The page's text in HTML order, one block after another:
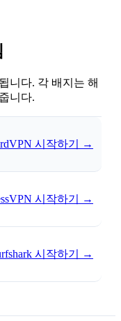
니다. 각 배지는 해
니다.
시작하기 →
시작하기 →
시작하기 →